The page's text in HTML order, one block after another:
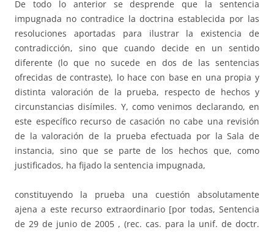
De todo lo anterior se desprende que la sentencia
impugnada no contradice la doctrina establecida por las
resoluciones aportadas para ilustrar la existencia de
contradicción, sino que cuando decide en un sentido
diferente (lo que no sucede en dos de las sentencias
ofrecidas de contraste), lo hace con base en una propia y
distinta valoración de la prueba, respecto de hechos y
circunstancias disímiles. Y, como venimos declarando, en
este específico recurso de casación no cabe una revisión
de la valoración de la prueba efectuada por la Sala de
instancia, sino que se parte de los hechos que, como
justificados, ha fijado la sentencia impugnada,
constituyendo la prueba una cuestión absolutamente
ajena a este recurso extraordinario [por todas, Sentencia
de 29 de junio de 2005 , (rec. cas. para la unif. de doctr.